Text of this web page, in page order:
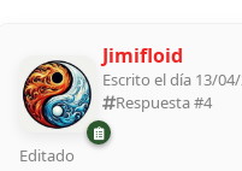
Jimifloid
Escrito el día 13/
Respuesta #4
Editado